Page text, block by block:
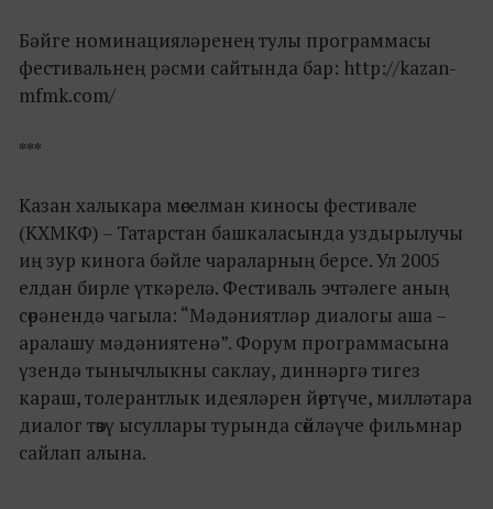
Бәйге номинацияләренең тулы программасы
фестивальнең рәсми сайтында бар: http://kazan-
mfmk.com/
***
Казан халыкара мөселман киносы фестивале
(КХМКФ) – Татарстан башкаласында уздырылучы
иң зур кинога бәйле чараларның берсе. Ул 2005
елдан бирле үткәрелә. Фестиваль эчтәлеге аның
сөрәнендә чагыла: “Мәдәниятләр диалогы аша –
аралашу мәдәниятенә”. Форум программасына
үзендә тынычлыкны саклау, диннәргә тигез
караш, толерантлык идеяләрен йөртүче, милләтара
диалог төзү ысуллары турында сөйләүче фильмнар
сайлап алына.